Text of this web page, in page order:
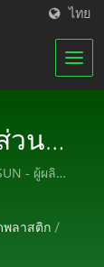
ไทย
วน
ลา
อง
- ผู้ผลิต
พลาสติก /